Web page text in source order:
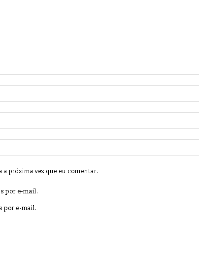
a próxima vez que eu comentar.
por e-mail.
por e-mail.